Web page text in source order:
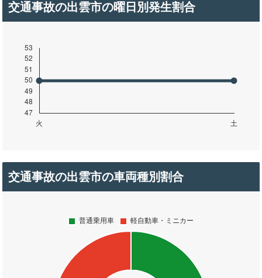
交通事故の出雲市の曜日別発生割合
交通事故の出雲市の車両種別割合